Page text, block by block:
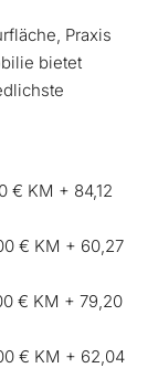
Praxis
bietet
€ KM + 84,12
€ KM + 60,27
€ KM + 79,20
€ KM + 62,04